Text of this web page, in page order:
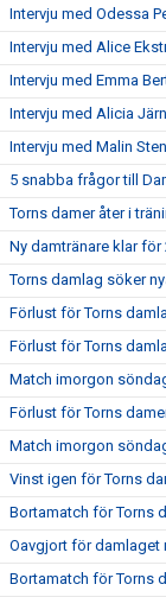
Intervju med Odessa
Intervju med Alice
Intervju med Emma
Intervju med Alicia
Intervju med Malin
5 snabba frågor till
Torns damer åter i
Ny damtränare klar för
Torns damlag söker
Förlust för Torns
Förlust för Torns
Match imorgon
Förlust för Torns
Match imorgon
Vinst igen för Torns
Bortamatch för Torns
Oavgjort för damlaget
Bortamatch för Torns